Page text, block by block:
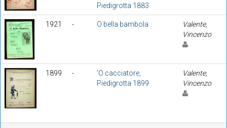
Piedigrotta 1883
1921 - O bella bambola
Valente,
Vincenzo
1899 -
'O cacciatore,
Piedigrotta 1899
Valente,
Vincenzo